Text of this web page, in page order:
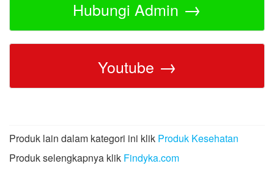
Hubungi Admin →
Youtube →
Produk lain dalam kategori ini klik Produk Kesehatan
Produk selengkapnya klik Findyka.com